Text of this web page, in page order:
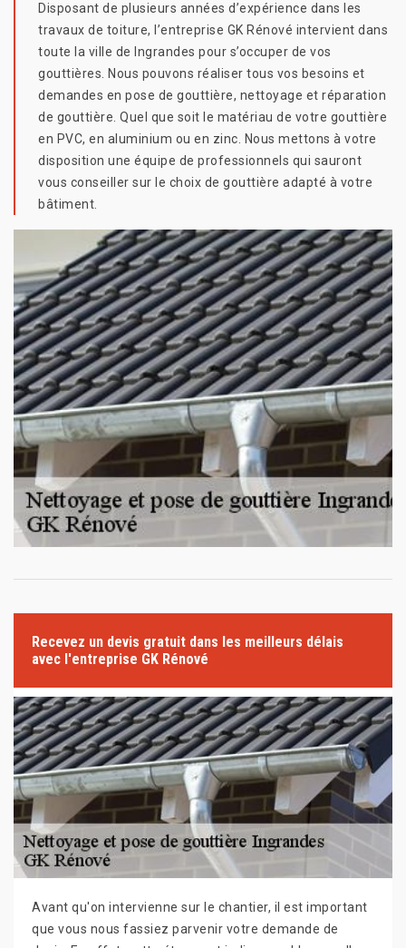
Disposant de plusieurs années d’expérience dans les
travaux de toiture, l’entreprise GK Rénové intervient dans
toute la ville de Ingrandes pour s’occuper de vos
gouttières. Nous pouvons réaliser tous vos besoins et
demandes en pose de gouttière, nettoyage et réparation
de gouttière. Quel que soit le matériau de votre gouttière
en PVC, en aluminium ou en zinc. Nous mettons à votre
disposition une équipe de professionnels qui sauront
vous conseiller sur le choix de gouttière adapté à votre
bâtiment.
Recevez un devis gratuit dans les meilleurs délais
avec l'entreprise GK Rénové
Avant qu'on intervienne sur le chantier, il est important
que vous nous fassiez parvenir votre demande de